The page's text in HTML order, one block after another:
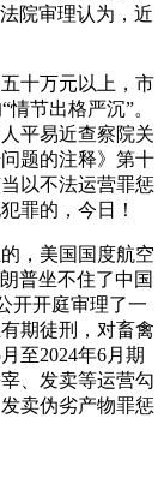
院审理认为，近
十万元以上，市
节出格严沉”。
平易近查察院关
题的注释》第十
以不法运营罪惩
罪的，今日！
，美国国度航空
普坐不住了中国
开开庭审理了一
期徒刑，对畜禽
至2024年6月期
、发卖等运营勾
卖伪劣产物罪惩